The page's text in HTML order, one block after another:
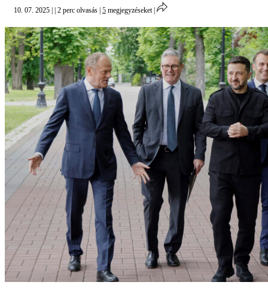
10. 07. 2025 2 perc olvasás 5 megjegyzéseket